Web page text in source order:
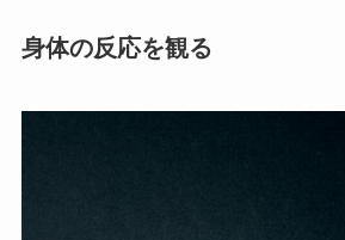
身体の反応を観る